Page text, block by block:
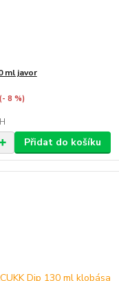
ml javor
(- 8 %)
Přidat do košíku